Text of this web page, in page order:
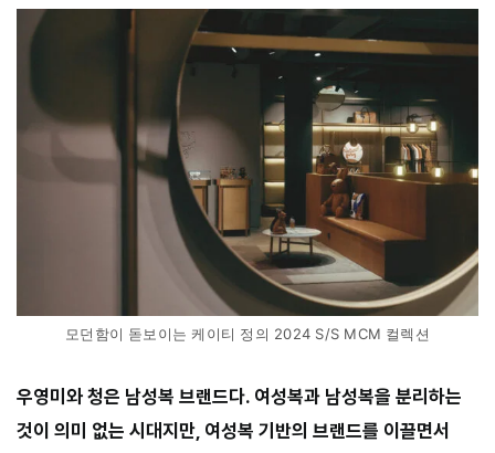
모던함이 돋보이는 케이티 정의 2024 S/S MCM 컬렉션
우영미와 청은 남성복 브랜드다. 여성복과 남성복을 분리하는
것이 의미 없는 시대지만, 여성복 기반의 브랜드를 이끌면서